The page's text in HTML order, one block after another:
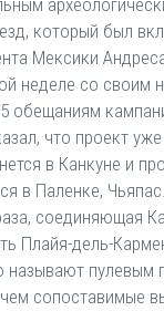
который был
Мексики
неделе со своим
обещаниям
что проект
в Канкуне и
в Паленке, Чьяпас.
соединяющая
Плайя-дель-
называют пулевым
сопоставимые